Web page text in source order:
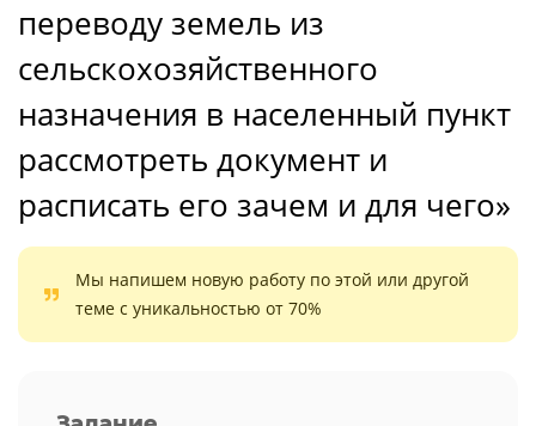
переводу земель из
сельскохозяйственного
назначения в населенный пункт
рассмотреть документ и
расписать его зачем и для чего»
Мы напишем новую работу по этой или другой
теме с уникальностью от 70%